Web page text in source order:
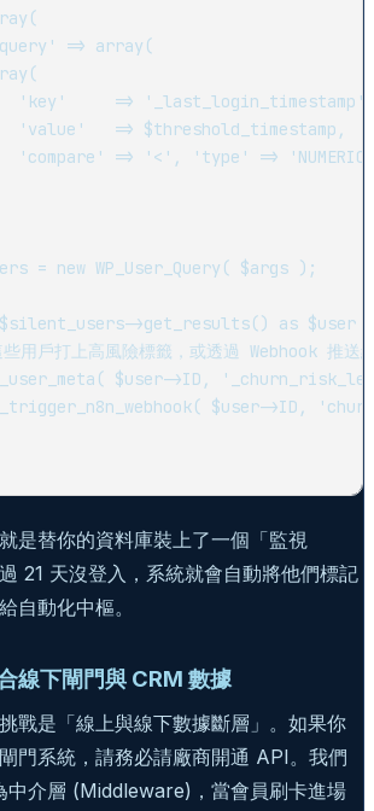
=> array(
'key'     => '_last_login_timestamp',
'value'   => $threshold_timestamp,
'compare' => '<', 'type' => 'NUMERIC'
= new WP_User_Query( $args );
>get_results() as $user
用戶打上高風險標籤，或透過 Webhook 推送
$user->ID,
$user->ID,
是替你的資料庫裝上了一個「監視
21 天沒登入，系統就會自動將他們標記
自動化中樞。
線下閘門與 CRM 數據
戰是「線上與線下數據斷層」。如果你
門系統，請務必請廠商開通 API。我們
介層 (Middleware)，當會員刷卡進場